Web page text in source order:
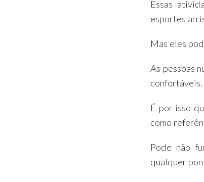
Essas
esportes
Mas eles
As pessoas
confortáveis.
É por isso
como
Pode não
qualquer